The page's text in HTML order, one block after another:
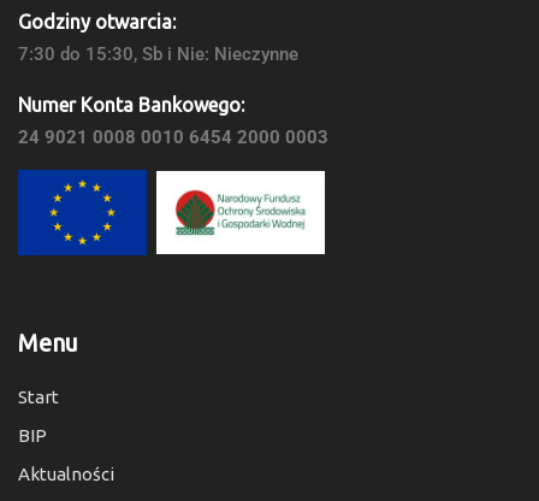
Godziny otwarcia:
7:30 do 15:30, Sb i Nie: Nieczynne
Numer Konta Bankowego:
24 9021 0008 0010 6454 2000 0003
Menu
Start
BIP
Aktualności